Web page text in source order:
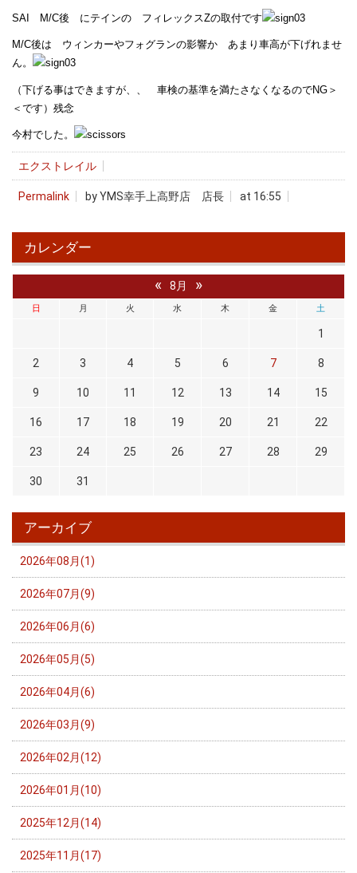
SAI M/C後 にテインの フィレックスZの取付です
M/C後は ウィンカーやフォグランの影響か あまり車高が下げれませ
ん。
（下げる事はできますが、、 車検の基準を満たさなくなるのでNG＞
＜です）残念
今村でした。
エクストレイル
Permalink by YMS幸手上高野店 店長 at 16:55
カレンダー
« 8月 »
日 月 火 水 木 金 土
1
2 3 4 5 6 7 8
9 10 11 12 13 14 15
16 17 18 19 20 21 22
23 24 25 26 27 28 29
30 31
アーカイブ
2026年08月(1)
2026年07月(9)
2026年06月(6)
2026年05月(5)
2026年04月(6)
2026年03月(9)
2026年02月(12)
2026年01月(10)
2025年12月(14)
2025年11月(17)